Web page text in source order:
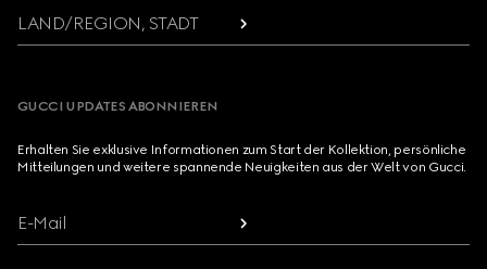
LAND/REGION, STADT
GUCCI UPDATES ABONNIEREN
Erhalten Sie exklusive Informationen zum Start der Kollektion, persönliche
Mitteilungen und weitere spannende Neuigkeiten aus der Welt von Gucci.
E-Mail